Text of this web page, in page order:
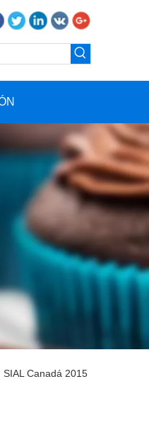
SIAL Canadá 2015